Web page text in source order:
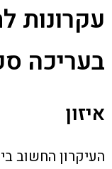
עקרונות
בעריכה
איזון
העיקרון החשוב